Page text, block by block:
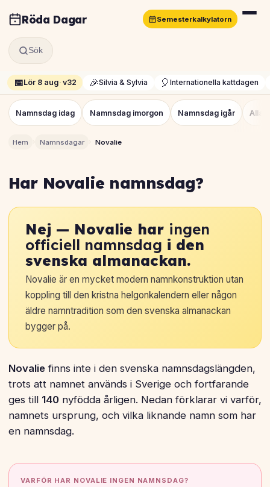
Röda Dagar Semesterkalkylatorn
Sök
📅Lör 8 aug· v32 🎉Silvia & Sylvia 🎈Internationella kattdagen
Namnsdag idag Namnsdag imorgon Namnsdag igår Alla
Hem Namnsdagar Novalie
Har Novalie namnsdag?
Nej — Novalie har ingen
officiell namnsdag i den
svenska almanackan.
Novalie är en mycket modern namnkonstruktion utan
koppling till den kristna helgonkalendern eller någon
äldre namntradition som den svenska almanackan
bygger på.
Novalie finns inte i den svenska namnsdagslängden,
trots att namnet används i Sverige och fortfarande
ges till 140 nyfödda årligen. Nedan förklarar vi varför,
namnets ursprung, och vilka liknande namn som har
en namnsdag.
VARFÖR HAR NOVALIE INGEN NAMNSDAG?